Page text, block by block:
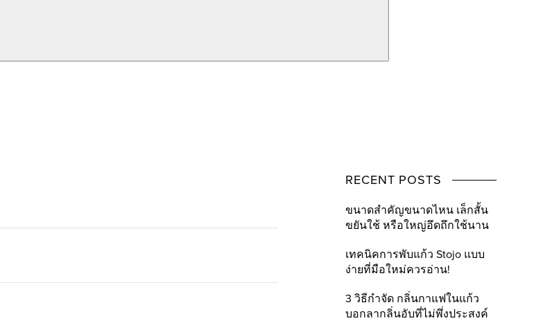
RECENT POSTS
ขนาดสำคัญขนาดไหน เล็กสั้น
ขยันใช้ หรือใหญ่อึดถึกใช้นาน
เทคนิคการพับแก้ว Stojo แบบ
ง่ายที่มือใหม่ควรอ่าน!
3 วิธีกำจัด กลิ่นกาแฟในแก้ว
บอกลากลิ่นอับที่ไม่พึ่งประสงค์